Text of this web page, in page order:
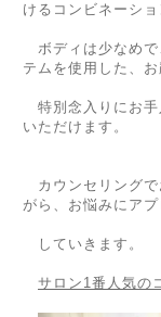
けるコンビネーショ
ボディは少なめで
テムを使用した、お
特別念入りにお手
いただけます。
カウンセリングで
がら、お悩みにア
していきます。
サロン1番人気の